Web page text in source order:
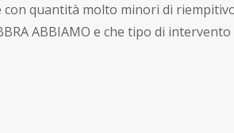
quantità molto minori di
ABBIAMO e che tipo di